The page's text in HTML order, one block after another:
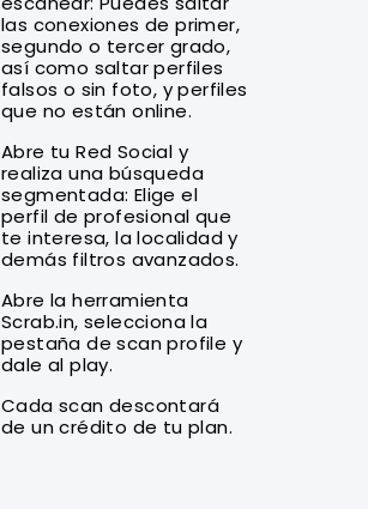
las conexiones de primer,
segundo o tercer grado,
así como saltar perfiles
falsos o sin foto, y perfiles
que no están online.
Abre tu Red Social y
realiza una búsqueda
segmentada: Elige el
perfil de profesional que
te interesa, la localidad y
demás filtros avanzados.
Abre la herramienta
Scrab.in, selecciona la
pestaña de scan profile y
dale al play.
Cada scan descontará
de un crédito de tu plan.